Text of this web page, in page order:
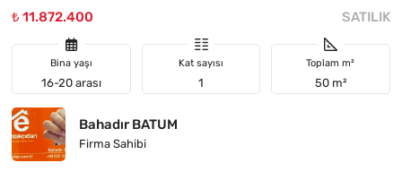
₺ 11.872.400
SATILIK
Bina yaşı
16-20 arası
Kat sayısı
1
Toplam m²
50 m²
Bahadır BATUM
Firma Sahibi